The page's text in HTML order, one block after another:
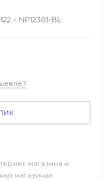
– NP12301-BL
магазина и
магазинах